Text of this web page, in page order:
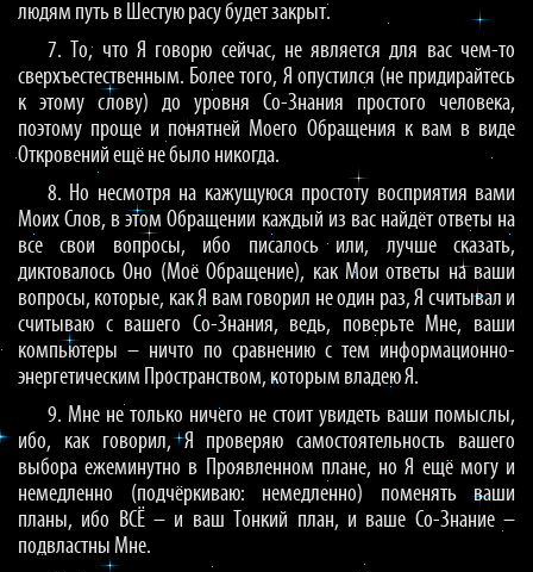
людям путь в Шестую расу будет закрыт.
7. То, что Я говорю сейчас, не является для вас чем-то
сверхъестественным. Более того, Я опустился (не придирайтесь
к этому слову) до уровня Со-Знания простого человека,
поэтому проще и понятней Моего Обращения к вам в виде
Откровений ещё не было никогда.
8. Но несмотря на кажущуюся простоту восприятия вами
Моих Слов, в этом Обращении каждый из вас найдёт ответы на
все свои вопросы, ибо писалось или, лучше сказать,
диктовалось Оно (Моё Обращение), как Мои ответы на ваши
вопросы, которые, как Я вам говорил не один раз, Я считывал и
считываю с вашего Со-Знания, ведь, поверьте Мне, ваши
компьютеры – ничто по сравнению с тем информационно-
энергетическим Пространством, которым владею Я.
9. Мне не только ничего не стоит увидеть ваши помыслы,
ибо, как говорил, Я проверяю самостоятельность вашего
выбора ежеминутно в Проявленном плане, но Я ещё могу и
немедленно (подчёркиваю: немедленно) поменять ваши
планы, ибо ВСЁ – и ваш Тонкий план, и ваше Со-Знание –
подвластны Мне.